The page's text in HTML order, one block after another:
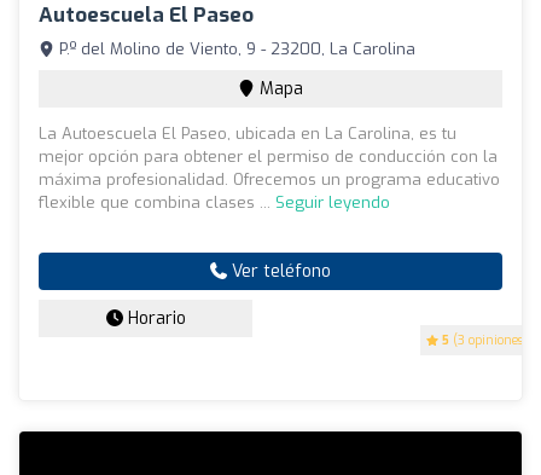
Autoescuela El Paseo
5 (3 opiniones)
P.º del Molino de Viento, 9 - 23200, La Carolina
Mapa
La Autoescuela El Paseo, ubicada en La Carolina, es tu
mejor opción para obtener el permiso de conducción con la
máxima profesionalidad. Ofrecemos un programa educativo
flexible que combina clases ... Seguir leyendo
Ver teléfono
Horario